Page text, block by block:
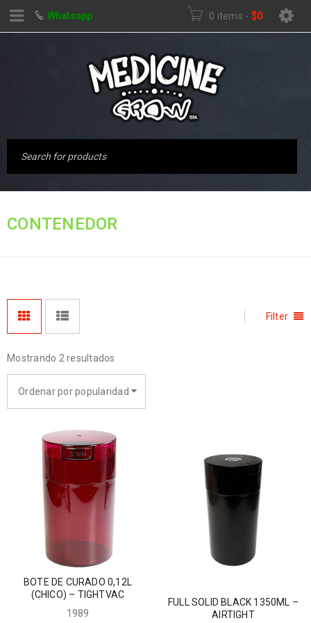
Whatsapp 0 items - $0
CONTENEDOR
Filter
Mostrando 2 resultados
Ordenar por popularidad
BOTE DE CURADO 0,12L
(CHICO) – TIGHTVAC
1989
FULL SOLID BLACK 1350ML –
AIRTIGHT